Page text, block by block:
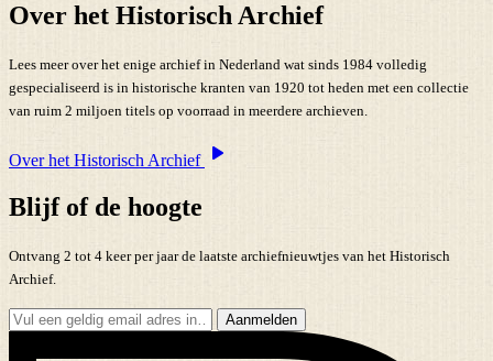
Over het Historisch Archief
Lees meer over het enige archief in Nederland wat sinds 1984 volledig
gespecialiseerd is in historische kranten van 1920 tot heden met een collectie
van ruim 2 miljoen titels op voorraad in meerdere archieven.
Over het Historisch Archief
Blijf of de hoogte
Ontvang 2 tot 4 keer per jaar de laatste archiefnieuwtjes van het Historisch
Archief.
Aanmelden